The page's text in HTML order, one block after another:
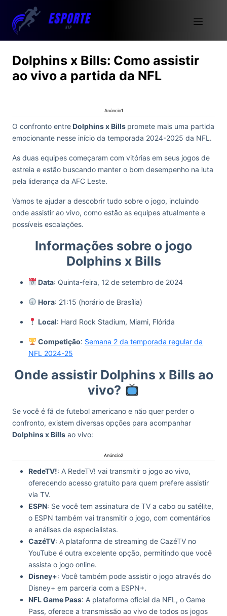
Dolphins x Bills: Como assistir
ao vivo a partida da NFL
Anúncio1
O confronto entreDolphins x Bills promete mais uma partida
emocionante nesse início da temporada 2024-2025 da NFL.
As duas equipes começaram com vitórias em seus jogos de
estreia e estão buscando manter o bom desempenho na luta
pela liderança da AFC Leste.
Vamos te ajudar a descobrir tudo sobre o jogo, incluindo
onde assistir ao vivo, como estão as equipes atualmente e
possíveis escalações.
Informações sobre o jogo
Dolphins x Bills
Data: Quinta-feira, 12 de setembro de 2024
Hora: 21:15 (horário de Brasília)
Local: Hard Rock Stadium, Miami, Flórida
Competição: Semana 2 da temporada regular da
NFL 2024-25
Onde assistir Dolphins x Bills ao
vivo?
Se você é fã de futebol americano e não quer perder o
confronto, existem diversas opções para acompanhar
Dolphins x Bills ao vivo:
Anúncio2
RedeTV!: A RedeTV! vai transmitir o jogo ao vivo,
oferecendo acesso gratuito para quem prefere assistir
via TV.
ESPN: Se você tem assinatura de TV a cabo ou satélite,
o ESPN também vai transmitir o jogo, com comentários
e análises de especialistas.
CazéTV: A plataforma de streaming de CazéTV no
YouTube é outra excelente opção, permitindo que você
assista o jogo online.
Disney+: Você também pode assistir o jogo através do
Disney+ em parceria com a ESPN+.
NFL Game Pass: A plataforma oficial da NFL, o Game
Pass, oferece a transmissão ao vivo de todos os jogos